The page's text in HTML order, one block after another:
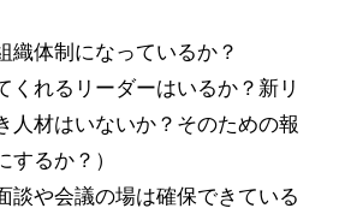
織体制になっているか？
くれるリーダーはいるか？新リ
人材はいないか？そのための報
するか？）
談や会議の場は確保できている